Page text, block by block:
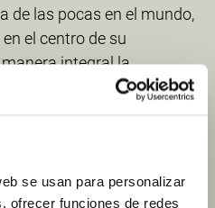
se usan para personalizar
ofrecer funciones de redes
de las pocas en el mundo,
el centro de su
integral la
el impacto social y
delegado de
Preciados ha consolidado
accesible e